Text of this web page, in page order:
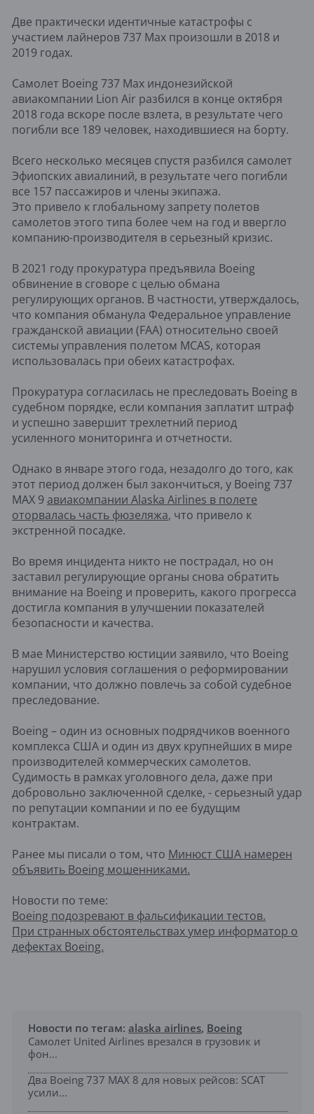
Две практически идентичные катастрофы с
участием лайнеров 737 Max произошли в 2018 и
2019 годах.
Самолет Boeing 737 Max индонезийской
авиакомпании Lion Air разбился в конце октября
2018 года вскоре после взлета, в результате чего
погибли все 189 человек, находившиеся на борту.
Всего несколько месяцев спустя разбился самолет
Эфиопских авиалиний, в результате чего погибли
все 157 пассажиров и члены экипажа.
Это привело к глобальному запрету полетов
самолетов этого типа более чем на год и ввергло
компанию-производителя в серьезный кризис.
В 2021 году прокуратура предъявила Boeing
обвинение в сговоре с целью обмана
регулирующих органов. В частности, утверждалось,
что компания обманула Федеральное управление
гражданской авиации (FAA) относительно своей
системы управления полетом MCAS, которая
использовалась при обеих катастрофах.
Прокуратура согласилась не преследовать Boeing в
судебном порядке, если компания заплатит штраф
и успешно завершит трехлетний период
усиленного мониторинга и отчетности.
Однако в январе этого года, незадолго до того, как
этот период должен был закончиться, у Boeing 737
MAX 9 авиакомпании Alaska Airlines в полете
оторвалась часть фюзеляжа, что привело к
экстренной посадке.
Во время инцидента никто не пострадал, но он
заставил регулирующие органы снова обратить
внимание на Boeing и проверить, какого прогресса
достигла компания в улучшении показателей
безопасности и качества.
В мае Министерство юстиции заявило, что Boeing
нарушил условия соглашения о реформировании
компании, что должно повлечь за собой судебное
преследование.
Boeing – один из основных подрядчиков военного
комплекса США и один из двух крупнейших в мире
производителей коммерческих самолетов.
Судимость в рамках уголовного дела, даже при
добровольно заключенной сделке, - серьезный удар
по репутации компании и по ее будущим
контрактам.
Ранее мы писали о том, что Минюст США намерен
объявить Boeing мошенниками.
Новости по теме:
Boeing подозревают в фальсификации тестов.
При странных обстоятельствах умер информатор о
дефектах Boeing.
Новости по тегам: alaska airlines, Boeing
Самолет United Airlines врезался в грузовик и
фон...
Два Boeing 737 MAX 8 для новых рейсов: SCAT
усили...